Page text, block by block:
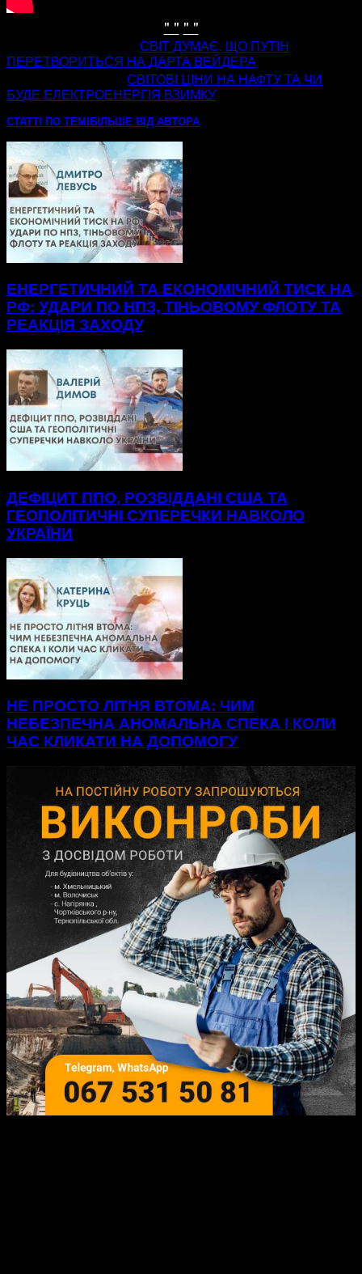
" " " "
СВІТ ДУМАЄ, ЩО ПУТІН
ПЕРЕТВОРИТЬСЯ НА ДАРТА ВЕЙДЕРА
СВІТОВІ ЦІНИ НА НАФТУ ТА ЧИ
БУДЕ ЕЛЕКТРОЕНЕРГІЯ ВЗИМКУ
СТАТТІ ПО ТЕМІ БІЛЬШЕ ВІД АВТОРА
ЕНЕРГЕТИЧНИЙ ТА ЕКОНОМІЧНИЙ ТИСК НА
РФ: УДАРИ ПО НПЗ, ТІНЬОВОМУ ФЛОТУ ТА
РЕАКЦІЯ ЗАХОДУ
ДЕФІЦИТ ППО, РОЗВІДДАНІ США ТА
ГЕОПОЛІТИЧНІ СУПЕРЕЧКИ НАВКОЛО
УКРАЇНИ
НЕ ПРОСТО ЛІТНЯ ВТОМА: ЧИМ
НЕБЕЗПЕЧНА АНОМАЛЬНА СПЕКА І КОЛИ
ЧАС КЛИКАТИ НА ДОПОМОГУ